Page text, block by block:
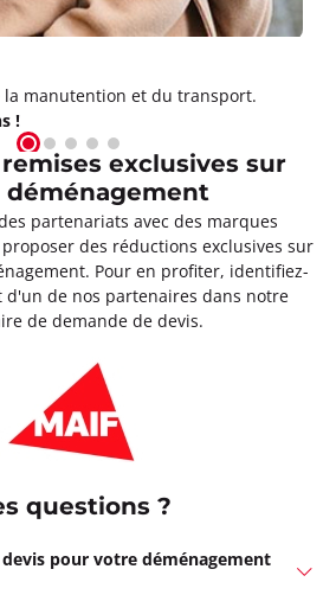
la manutention et du transport.
!
exclusives sur
partenariats avec des marques
des réductions exclusives sur
Pour en profiter, identifiez-
d'un de nos partenaires dans notre
de demande de devis.
questions ?
pour votre déménagement